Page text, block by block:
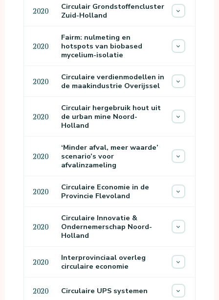
2020
Circulair Grondstoffencluster
Zuid-Holland
2020
Fairm: nulmeting en
hotspots van biobased
mycelium-isolatie
2020
Circulaire verdienmodellen in
de maakindustrie Overijssel
2020
Circulair hergebruik hout uit
de urban mine Noord-
Holland
2020
‘Minder afval, meer waarde’
scenario’s voor
afvalinzameling
2020
Circulaire Economie in de
Provincie Flevoland
2020
Circulaire Innovatie &
Ondernemerschap Noord-
Holland
2020
Interprovinciaal overleg
circulaire economie
2020 Circulaire UPS systemen